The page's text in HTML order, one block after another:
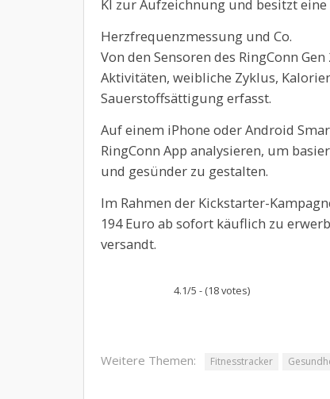
KI zur Aufzeichnung und besitzt
Herzfrequenzmessung und Co.
Von den Sensoren des RingConn
Aktivitäten, weibliche Zyklus,
Sauerstoffsättigung erfasst.
Auf einem iPhone oder Android
RingConn App analysieren, um
und gesünder zu gestalten.
Im Rahmen der Kickstarter-
194 Euro ab sofort käuflich zu
versandt.
4.1/5 - (18 votes)
Weitere Themen: Fitnesstracker